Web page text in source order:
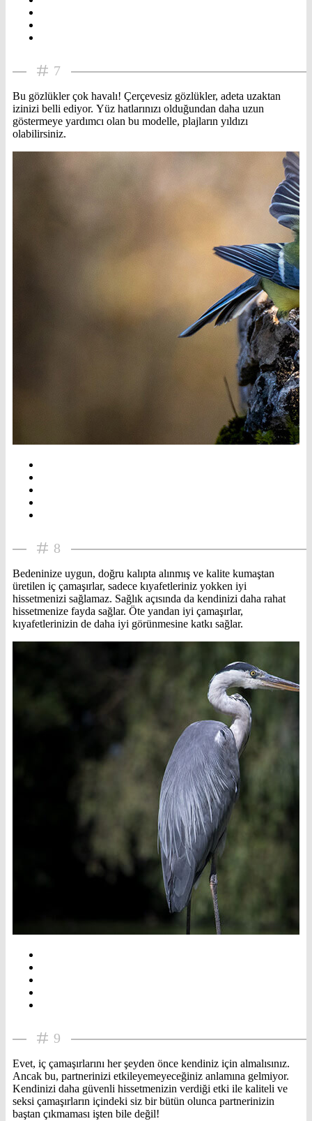
7
Bu gözlükler çok havalı! Çerçevesiz gözlükler, adeta uzaktan
izinizi belli ediyor. Yüz hatlarınızı olduğundan daha uzun
göstermeye yardımcı olan bu modelle, plajların yıldızı
olabilirsiniz.
8
Bedeninize uygun, doğru kalıpta alınmış ve kalite kumaştan
üretilen iç çamaşırlar, sadece kıyafetleriniz yokken iyi
hissetmenizi sağlamaz. Sağlık açısında da kendinizi daha rahat
hissetmenize fayda sağlar. Öte yandan iyi çamaşırlar,
kıyafetlerinizin de daha iyi görünmesine katkı sağlar.
9
Evet, iç çamaşırlarını her şeyden önce kendiniz için almalısınız.
Ancak bu, partnerinizi etkileyemeyeceğiniz anlamına gelmiyor.
Kendinizi daha güvenli hissetmenizin verdiği etki ile kaliteli ve
seksi çamaşırların içindeki siz bir bütün olunca partnerinizin
baştan çıkmaması işten bile değil!